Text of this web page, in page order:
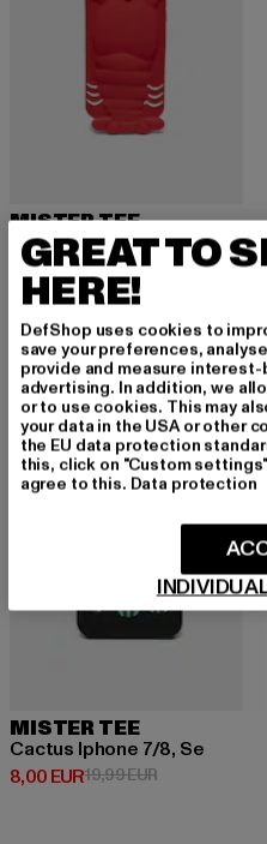
MISTER TEE
Lobster Iphone 7/8, Se
10,99 EUR
Derzeitiger Preis: 10,99 EUR
19,99 EUR Aktionspreis:
-60%
MISTER TEE
Cactus Iphone 7/8, Se
8,00 EUR
Derzeitiger Preis: 8,00 EUR
19,99 EURAktionspreis:
GREAT TO
HERE!
DefShop uses cookies to
save your preferences,
provide and measure
advertising. In addition, we
or to use cookies. This may
your data in the USA or other
the EU data protection
this, click on "Custom
agree to this. Data protection